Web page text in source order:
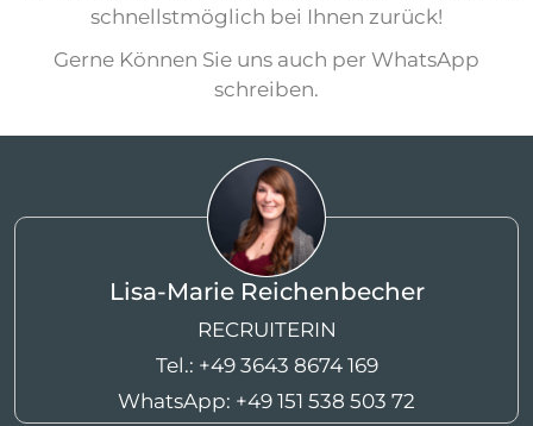
schnellstmöglich bei Ihnen zurück!
Gerne Können Sie uns auch per WhatsApp
schreiben.
Lisa-Marie Reichenbecher
RECRUITERIN
Tel.: +49 3643 8674 169
WhatsApp: +49 151 538 503 72